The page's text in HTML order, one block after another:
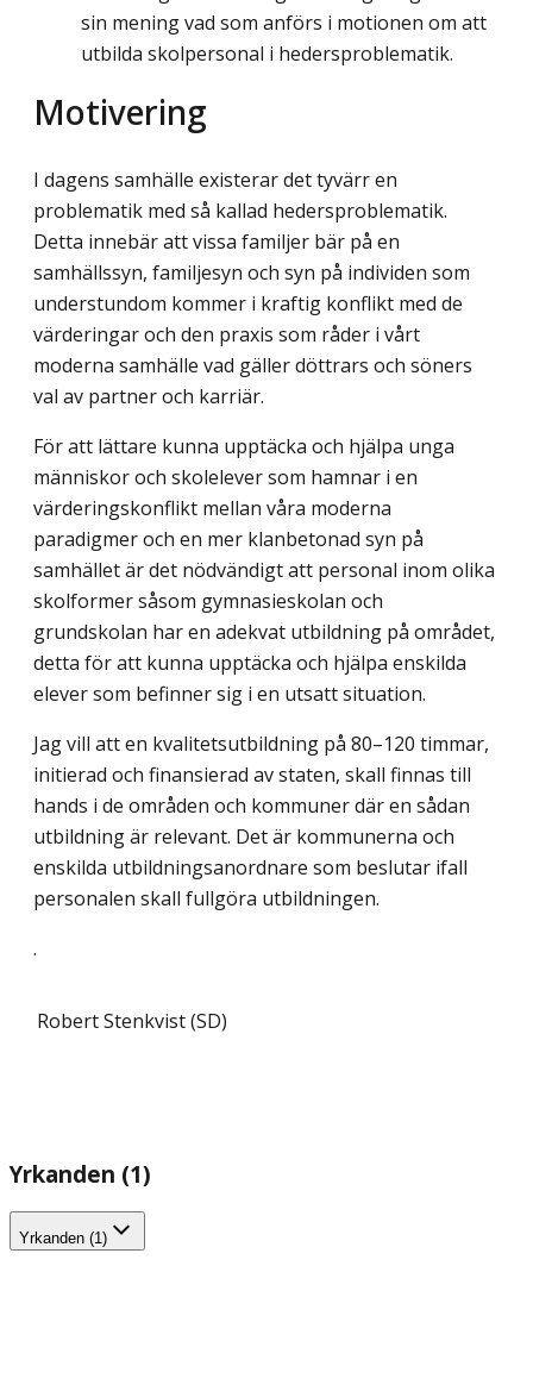
sin mening vad som anförs i motionen om att
utbilda skolpersonal i hedersproblematik.
Motivering
I dagens samhälle existerar det tyvärr en
problematik med så kallad hedersproblematik.
Detta innebär att vissa familjer bär på en
samhällssyn, familjesyn och syn på individen som
understundom kommer i kraftig konflikt med de
värderingar och den praxis som råder i vårt
moderna samhälle vad gäller döttrars och söners
val av partner och karriär.
För att lättare kunna upptäcka och hjälpa unga
människor och skolelever som hamnar i en
värderingskonflikt mellan våra moderna
paradigmer och en mer klanbetonad syn på
samhället är det nödvändigt att personal inom olika
skolformer såsom gymnasieskolan och
grundskolan har en adekvat utbildning på området,
detta för att kunna upptäcka och hjälpa enskilda
elever som befinner sig i en utsatt situation.
Jag vill att en kvalitetsutbildning på 80–120 timmar,
initierad och finansierad av staten, skall finnas till
hands i de områden och kommuner där en sådan
utbildning är relevant. Det är kommunerna och
enskilda utbildningsanordnare som beslutar ifall
personalen skall fullgöra utbildningen.
.
Robert Stenkvist (SD)
Yrkanden (1)
Yrkanden (1)